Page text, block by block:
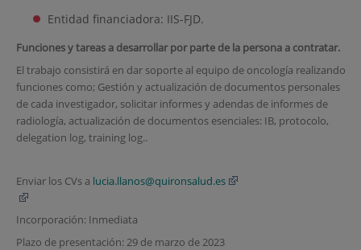
Entidad financiadora: IIS-FJD.
Funciones y tareas a desarrollar por parte de la persona a contratar.
El trabajo consistirá en dar soporte al equipo de oncología realizando
funciones como; Gestión y actualización de documentos personales
de cada investigador, solicitar informes y adendas de informes de
radiología, actualización de documentos esenciales: IB, protocolo,
delegation log, training log..
Enviar los CVs a lucia.llanos@quironsalud.es
Incorporación: Inmediata
Plazo de presentación: 29 de marzo de 2023